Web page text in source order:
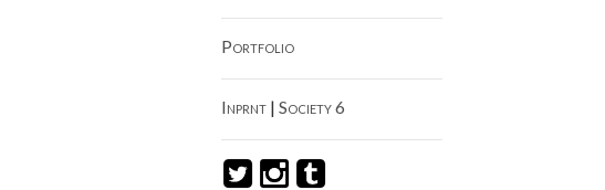
Portfolio
Inprnt | Society 6